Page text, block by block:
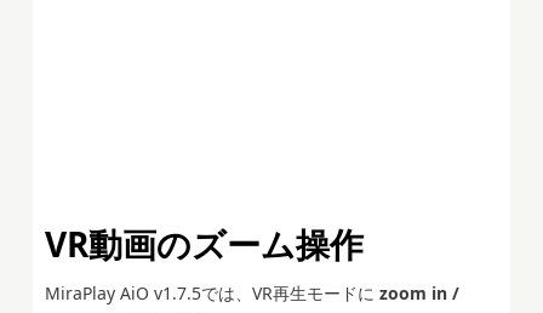
VR動画のズーム操作
MiraPlay AiO v1.7.5では、VR再生モードに zoom in /